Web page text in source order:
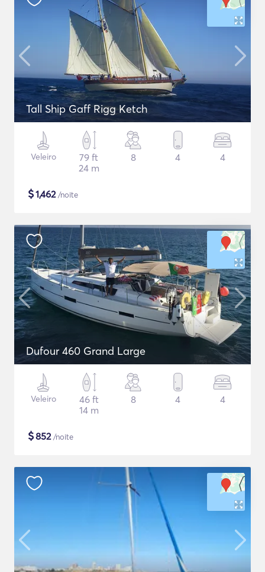
Tall Ship Gaff Rigg Ketch
Veleiro
79 ft
24 m
8 4 4
$1,462/noite
Dufour 460 Grand Large
Veleiro
46 ft
14 m
8 4 4
$852/noite